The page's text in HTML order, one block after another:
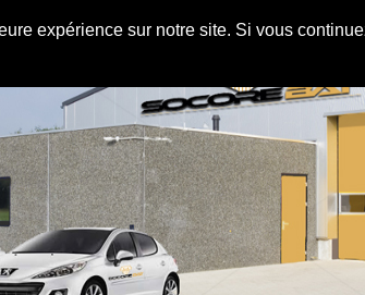
expérience sur notre site. Si vous
àDournazac